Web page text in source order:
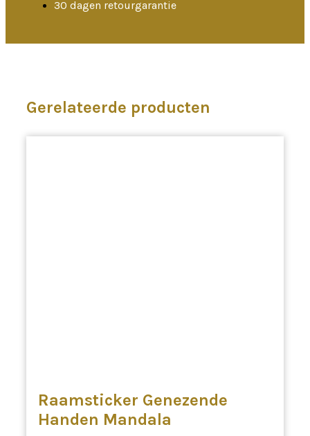
30 dagen retourgarantie
Gerelateerde producten
Raamsticker Genezende
Handen Mandala